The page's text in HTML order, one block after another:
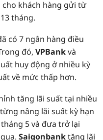
cho khách hàng gửi từ
tháng.
có 7 ngân hàng điều
đó, VPBankvà
huy động ở nhiều kỳ
về mức thấp hơn.
tăng lãi suất tại nhiều
từng nâng lãi suất kỳ hạn
5 và đưa trở lại
Saigonbanktăng lãi